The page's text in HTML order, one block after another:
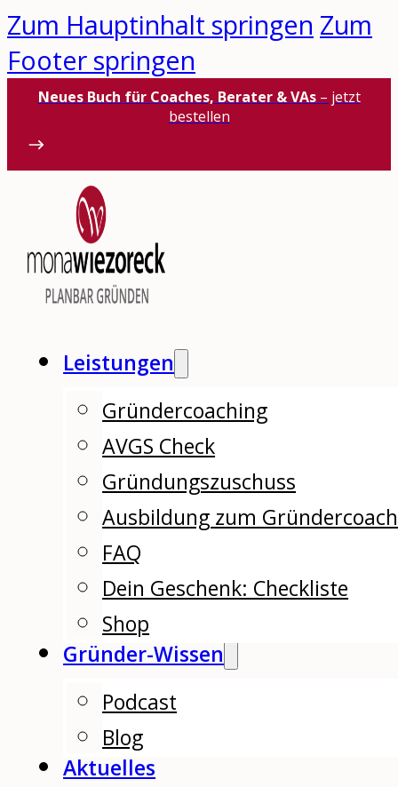
Zum Hauptinhalt springen Zum
Footer springen
Neues Buch für Coaches, Berater & VAs– jetzt
bestellen
Leistungen
Gründercoaching
AVGS Check
Gründungszuschuss
Ausbildung zum Gründercoach
FAQ
Dein Geschenk: Checkliste
Shop
Gründer-Wissen
Podcast
Blog
Aktuelles